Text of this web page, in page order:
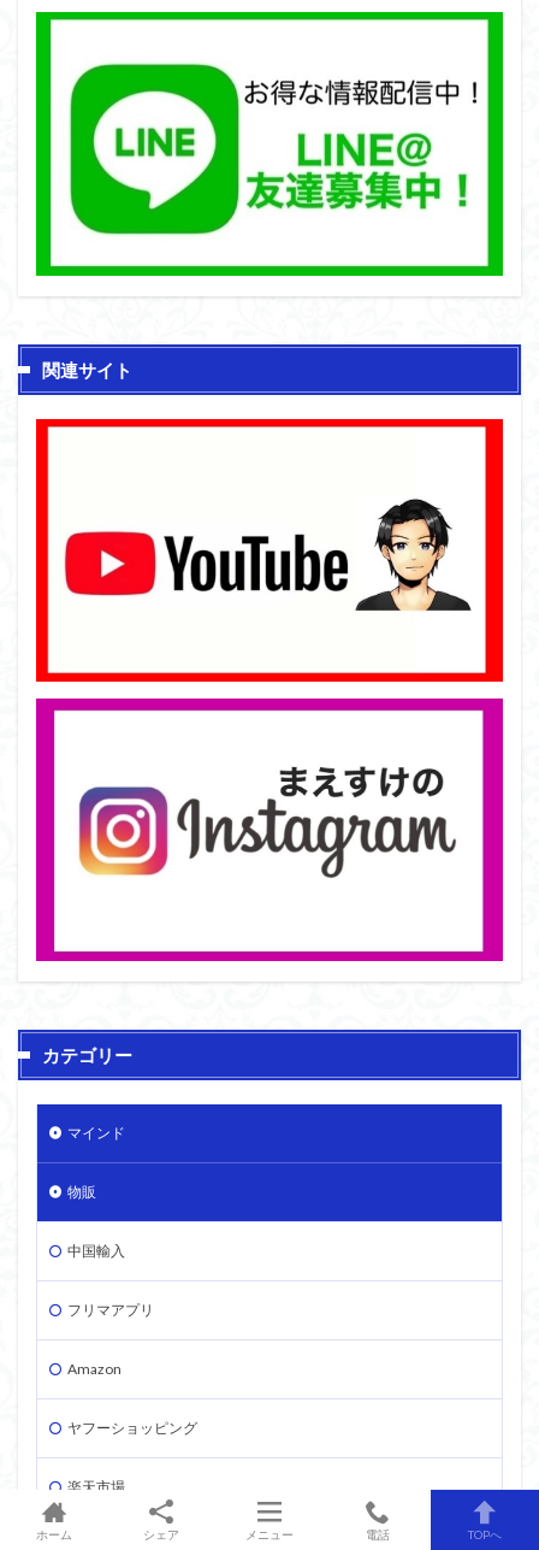
関連サイト
カテゴリー
マインド
物販
中国輸入
フリマアプリ
Amazon
ヤフーショッピング
楽天市場
せどり
ホーム シェア メニュー 電話 TOPへ